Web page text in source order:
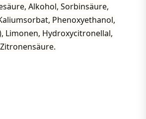
Alkohol, Sorbinsäure,
Phenoxyethanol,
Limonen, Hydroxycitronellal,